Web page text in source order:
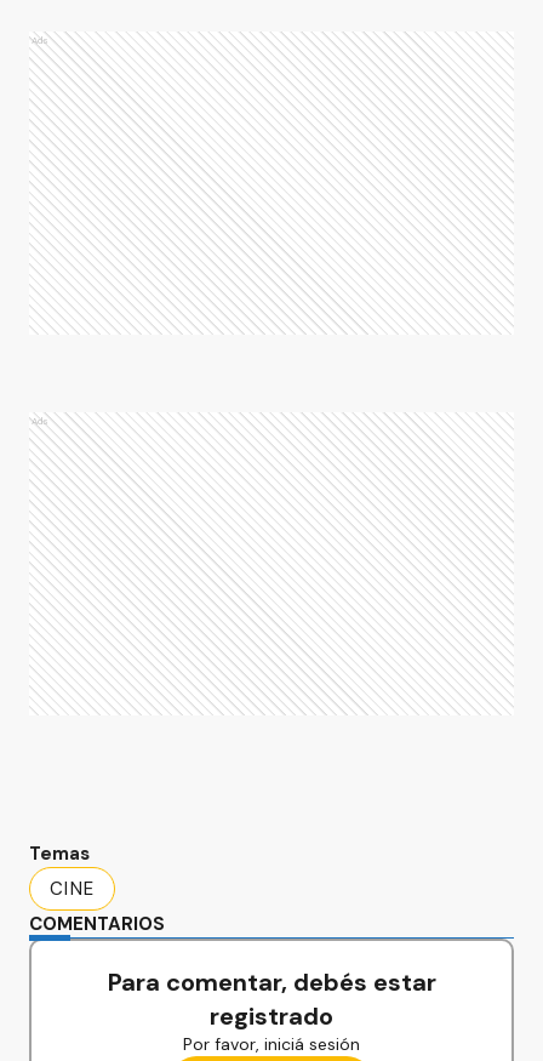
Ads
Ads
Temas
CINE
COMENTARIOS
Para comentar, debés estar
registrado
Por favor, iniciá sesión